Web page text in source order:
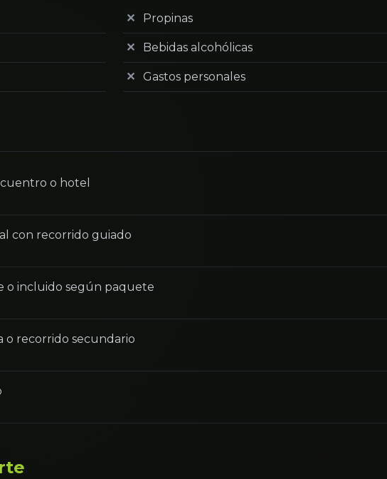
Propinas
Bebidas alcohólicas
Gastos personales
o hotel
con recorrido guiado
o incluido según paquete
o recorrido secundario